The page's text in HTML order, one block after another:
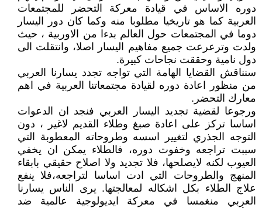
دوره الاساس في قيادة معركة التحضر للمجتمعات
العربية كما هو تاريخيا مطلوبا منه وكما كان دور اليسار
دوما في المجتمعات حول العالم بدءا من الاوربية ، حيث
ولدت وترعرعت جميع مفاهيم اليسار اصلا، وانتقلت الى
دول نامية وحققت نجاحات كبيرة.
سنناقش القضايا الهامة التي تواجه تجدد يسارنا العربي
من منظور اعادة دوره لقيادة مجتمعاتنا العربية في اهم
معارك التحضر.
ورجوعا لقضية تجديد اليسار العربي فنجد ان الدعوات
اساسا تركز على اعادة صبغ وطلاء القديم لاغير ، دون
التوجه الجذري لتغيير اسسه وطروحاته المعطوبة التي
سببت تراجعه وخفوت دوره، فالطلاء يمكن ان يخفي
العيوب لكنه لايصلحها، فلا تجديد ولا اصلاح حقيقي بابقاء
المنهج والطروحات التي ادت اساسا لتراجعه،فلا ينفع
علاج الطلاء بكل اشكاله لمعالجتها. يرى الناس يسارنا
العربي منغمسا في معركة ايديولوجية عالمية ضد